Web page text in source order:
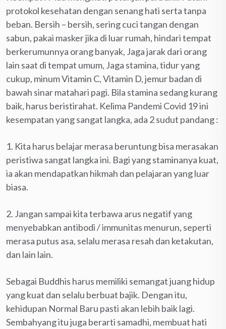
protokol kesehatan dengan senang hati serta tanpa
beban. Bersih – bersih, sering cuci tangan dengan
sabun, pakai masker jika di luar rumah, hindari tempat
berkerumunnya orang banyak, Jaga jarak dari orang
lain saat di tempat umum, Jaga stamina, tidur yang
cukup, minum Vitamin C, Vitamin D, jemur badan di
bawah sinar matahari pagi. Bila stamina sedang kurang
baik, harus beristirahat. Kelima Pandemi Covid 19 ini
kesempatan yang sangat langka, ada 2 sudut pandang :
1. Kita harus belajar merasa beruntung bisa merasakan
peristiwa sangat langka ini. Bagi yang staminanya kuat,
ia akan mendapatkan hikmah dan pelajaran yang luar
biasa.
2. Jangan sampai kita terbawa arus negatif yang
menyebabkan antibodi / immunitas menurun, seperti
merasa putus asa, selalu merasa resah dan ketakutan,
dan lain lain.
Sebagai Buddhis harus memiliki semangat juang hidup
yang kuat dan selalu berbuat bajik. Dengan itu,
kehidupan Normal Baru pasti akan lebih baik lagi.
Sembahyang itu juga berarti samadhi, membuat hati